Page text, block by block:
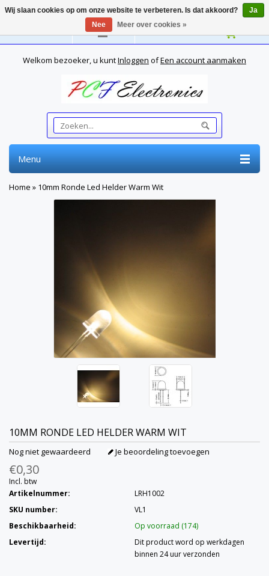
Nederlands
Welkom bezoeker, u kuntInloggen ofEen account aanmaken
Menu
Home » 10mm Ronde Led Helder Warm Wit
10MM RONDE LED HELDER WARM WIT
Nog niet gewaardeerd Je beoordeling toevoegen
€0,30
Incl. btw
Artikelnummer:
LRH1002
SKU number:
VL1
Beschikbaarheid:
Op voorraad (174)
Levertijd:
Dit product word op werkdagen
binnen 24 uur verzonden
Wij slaan cookies op om onze website te verbeteren. Is dat akkoord?
Ja
Nee
Meer over cookies »